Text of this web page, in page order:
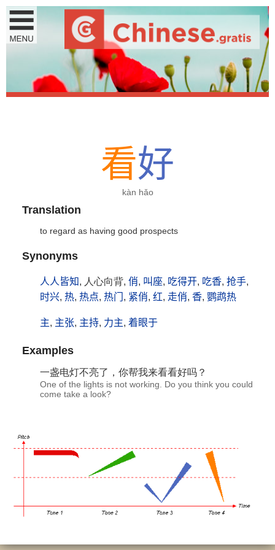
看好
kàn hǎo
Translation
to regard as having good prospects
Synonyms
人人皆知, 人心向背, 俏, 叫座, 吃得开, 吃香, 抢手,
时兴, 热, 热点, 热门 , 紧俏, 红, 走俏, 香, 鹦鹉热
主, 主张, 主持, 力主, 着眼于
Examples
一盏电灯不亮了，你帮我来看看好吗？
One of the lights is not working. Do you think you could
come take a look?